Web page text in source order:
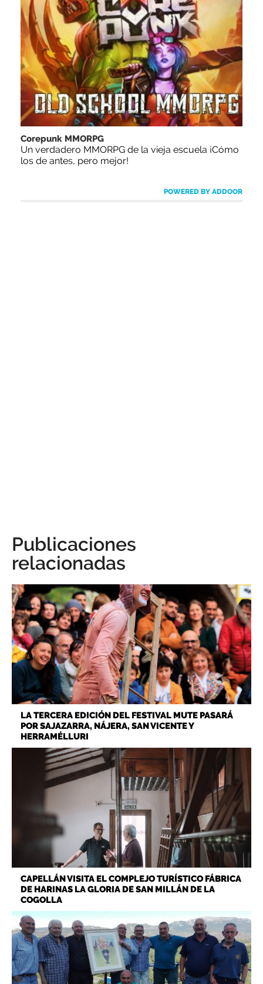
Corepunk MMORPG
Un verdadero MMORPG de la vieja escuela ¡Cómo
los de antes, pero mejor!
POWERED BY ADDOOR
Publicaciones
relacionadas
LA TERCERA EDICIÓN DEL FESTIVAL MUTE PASARÁ
POR SAJAZARRA, NÁJERA, SAN VICENTE Y
HERRAMÉLLURI
CAPELLÁN VISITA EL COMPLEJO TURÍSTICO FÁBRICA
DE HARINAS LA GLORIA DE SAN MILLÁN DE LA
COGOLLA